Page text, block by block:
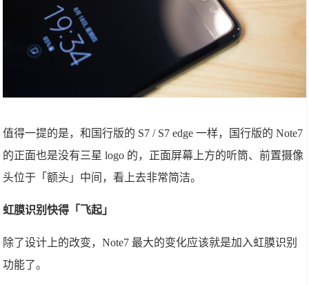
值得一提的是，和国行版的 S7 / S7 edge 一样，国行版的 Note7
的正面也是没有三星 logo 的，正面屏幕上方的听筒、前置摄像
头位于「额头」中间，看上去非常简洁。
虹膜识别快得「飞起」
除了设计上的改变，Note7 最大的变化应该就是加入虹膜识别
功能了。